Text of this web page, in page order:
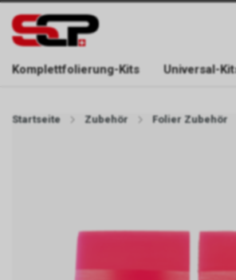
ERREICHBAR NUR WÄHREND DER
Komplettfolierung-Kits Universal-
Startseite Zubehör Folier Zubehör